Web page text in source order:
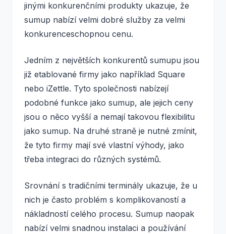
jinými konkurenčními produkty ukazuje, že
sumup nabízí velmi dobré služby za velmi
konkurenceschopnou cenu.
Jedním z největších konkurentů sumupu jsou
již etablované firmy jako například Square
nebo iZettle. Tyto společnosti nabízejí
podobné funkce jako sumup, ale jejich ceny
jsou o něco vyšší a nemají takovou flexibilitu
jako sumup. Na druhé straně je nutné zmínit,
že tyto firmy mají své vlastní výhody, jako
třeba integraci do různých systémů.
Srovnání s tradičními terminály ukazuje, že u
nich je často problém s komplikovaností a
nákladností celého procesu. Sumup naopak
nabízí velmi snadnou instalaci a používání